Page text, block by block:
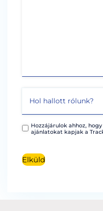
Hozzájárulok ahhoz,
ajánlatokat kapjak a
Elküld